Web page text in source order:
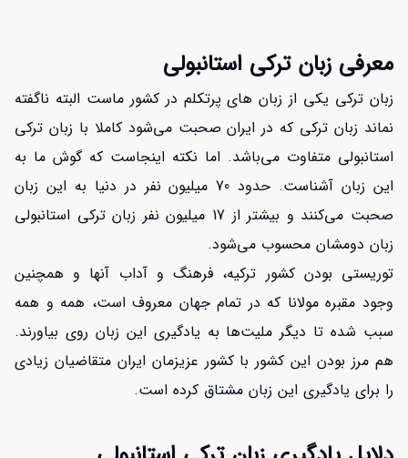
معرفی زبان ترکی استانبولی
زبان ترکی یکی از زبان های پرتکلم در کشور ماست البته ناگفته
نماند زبان ترکی که در ایران صحبت می‌شود کاملا با زبان ترکی
استانبولی متفاوت می‌باشد. اما نکته اینجاست که گوش ما به
این زبان آشناست. حدود 70 میلیون نفر در دنیا به این زبان
صحبت می‌کنند و بیشتر از 17 میلیون نفر زبان ترکی استانبولی
زبان دومشان محسوب می‌شود.
توریستی بودن کشور ترکیه، فرهنگ و آداب آنها و همچنین
وجود مقبره مولانا که در تمام جهان معروف است، همه و همه
سبب شده تا دیگر ملیت‌ها به یادگیری این زبان روی بیاورند.
هم مرز بودن این کشور با کشور عزیزمان ایران متقاضیان زیادی
را برای یادگیری این زبان مشتاق کرده است.